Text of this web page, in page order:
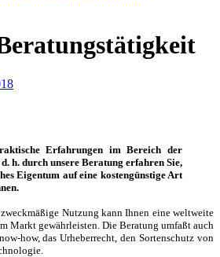
Erfahrungen im Bereich der
h. durch unsere Beratung erfahren Sie,
Eigentum auf eine kostengünstige Art
Nutzung kann Ihnen eine weltweite
Markt gewährleisten. Die Beratung umfaßt auch
how, das Urheberrecht, den Sortenschutz von